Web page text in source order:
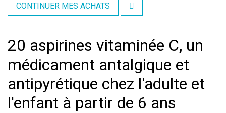
CONTINUER MES ACHATS
20 aspirines vitaminée C, un
médicament antalgique et
antipyrétique chez l'adulte et
l'enfant à partir de 6 ans